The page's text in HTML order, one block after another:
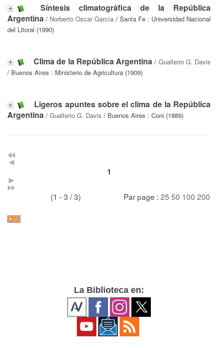
Síntesis climatográfica de la República
Argentina / Norberto Oscar García / Santa Fe : Universidad Nacional
del Litoral (1990)
Clima de la República Argentina / Gualterio G. Davis
/ Buenos Aires : Ministerio de Agricultura (1909)
Ligeros apuntes sobre el clima de la República
Argentina / Gualterio G. Davis / Buenos Aires : Coni (1889)
1
(1 - 3 / 3) Par page : 25 50 100 200
La Biblioteca en: